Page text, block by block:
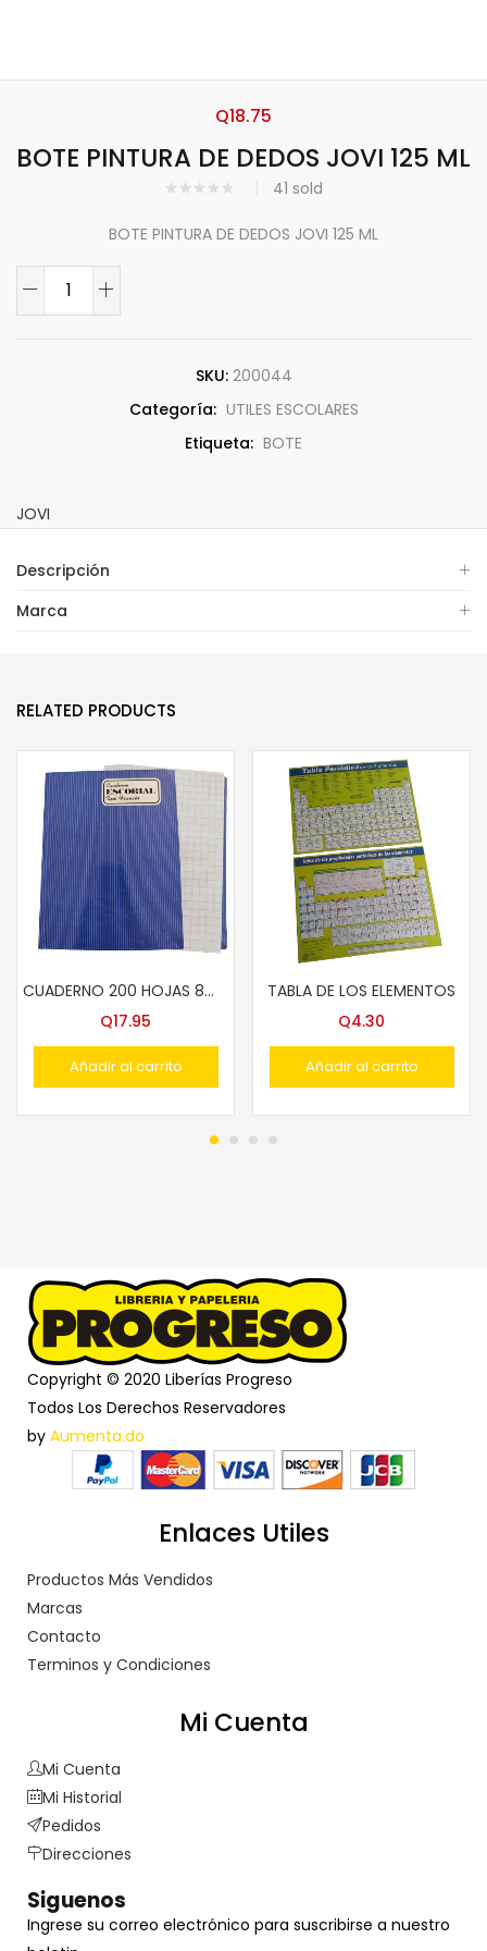
BOTE PINTURA DE DEDOS JOVI 125 ML
41 sold
Q18.75
BOTE PINTURA DE DEDOS JOVI 125 ML
SKU: 200044
Categoría: UTILES ESCOLARES
Etiqueta: BOTE
JOVI
Descripción
Marca
RELATED PRODUCTS
CUADERNO 200 HOJAS 8mm T/FRANCES
Q17.95
Añadir al carrito
TABLA DE LOS ELEMENTOS
Q4.30
Añadir al carrito
Copyright © 2020 Liberías Progreso
Todos Los Derechos Reservadores
by Aumenta.do
Enlaces Utiles
Productos Más Vendidos
Marcas
Contacto
Terminos y Condiciones
Mi Cuenta
Mi Cuenta
Mi Historial
Pedidos
Direcciones
Siguenos
Ingrese su correo electrónico para suscribirse a nuestro